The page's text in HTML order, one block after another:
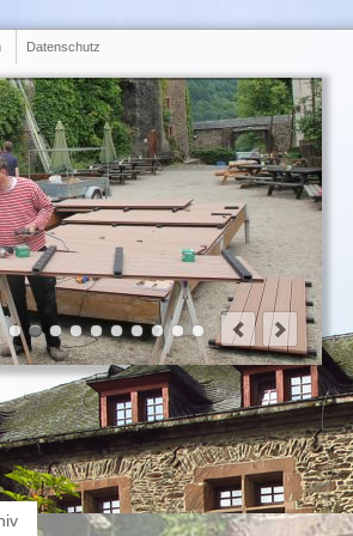
Datenschutz